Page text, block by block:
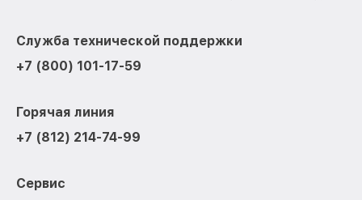
Служба технической поддержки
+7 (800) 101-17-59
Горячая линия
+7 (812) 214-74-99
Сервис